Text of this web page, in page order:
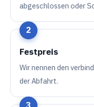
abgeschlossen oder
Festpreis
Wir nennen den
der Abfahrt.